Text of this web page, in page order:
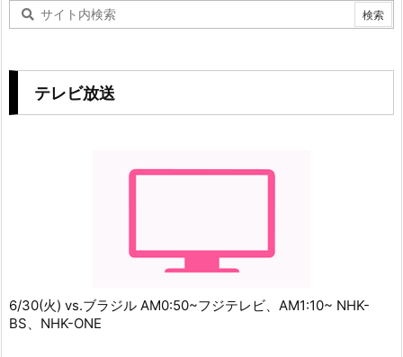
テレビ放送
6/30(火) vs.ブラジル AM0:50~フジテレビ、AM1:10~ NHK-
BS、NHK-ONE